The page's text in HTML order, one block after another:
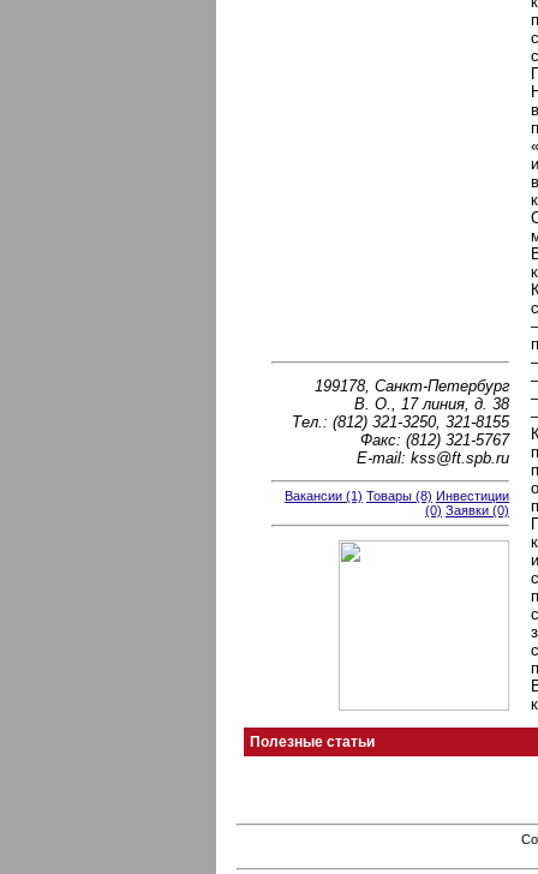
199178, Санкт-Петербург
В. О., 17 линия, д. 38
Тел.: (812) 321-3250, 321-8155
Факс: (812) 321-5767
E-mail: kss@ft.spb.ru
Вакансии (1) Товары (8) Инвестиции
(0) Заявки (0)
Полезные статьи